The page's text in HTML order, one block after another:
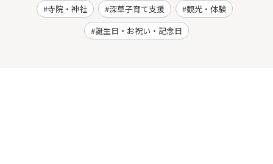
寺院・神社 深草子育て支援
観光・体験
誕生日・お祝い・記念日